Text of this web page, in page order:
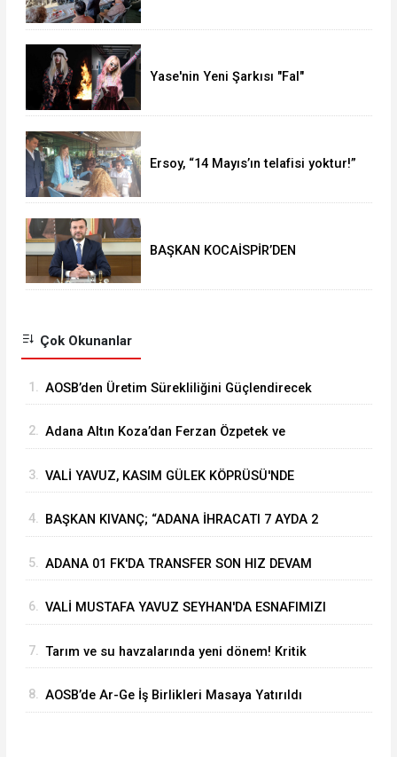
Yase'nin Yeni Şarkısı "Fal"
Ersoy, “14 Mayıs’ın telafisi yoktur!”
BAŞKAN KOCAİSPİR’DEN
Çok Okunanlar
1. ⁠AOSB’den Üretim Sürekliliğini Güçlendirecek
2. Adana Altın Koza’dan Ferzan Özpetek ve
3. VALİ YAVUZ, KASIM GÜLEK KÖPRÜSÜ'NDE
4. BAŞKAN KIVANÇ; “ADANA İHRACATI 7 AYDA 2
5. ADANA 01 FK'DA TRANSFER SON HIZ DEVAM
6. VALİ MUSTAFA YAVUZ SEYHAN'DA ESNAFIMIZI
7. Tarım ve su havzalarında yeni dönem! Kritik
8. AOSB’de Ar-Ge İş Birlikleri Masaya Yatırıldı